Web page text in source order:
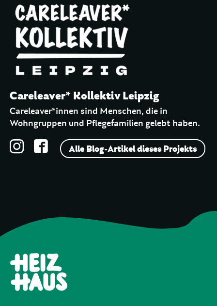
Careleaver* Kollektiv Leipzig
Careleaver*innen sind Menschen, die in
Wohngruppen und Pflegefamilien gelebt haben.
Alle Blog-Artikel dieses Projekts